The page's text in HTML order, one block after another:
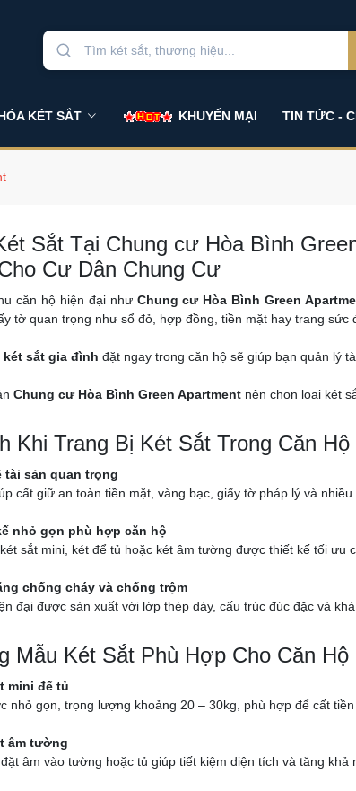
KÉT SẮT KHUYẾN MẠI TIN TỨC -
Sắt Tại Chung cư Hòa Bình
Cư Dân Chung Cư
căn hộ hiện đại như Chung cư Hòa Bình Green
tờ quan trọng như sổ đỏ, hợp đồng, tiền mặt hay trang sức
két sắt gia đình đặt ngay trong căn hộ sẽ giúp bạn quản lý
Chung cư Hòa Bình Green Apartmentnên chọn loại két
Khi Trang Bị Két Sắt Trong Căn
tài sản quan trọng
cất giữ an toàn tiền mặt, vàng bạc, giấy tờ pháp lý và nhiều
nhỏ gọn phù hợp căn hộ
sắt mini, két để tủ hoặc két âm tường được thiết kế tối ưu
chống cháy và chống trộm
đại được sản xuất với lớp thép dày, cấu trúc đúc đặc và
Mẫu Két Sắt Phù Hợp Cho Căn Hộ
mini để tủ
nhỏ gọn, trọng lượng khoảng 20 – 30kg, phù hợp để cất
âm tường
âm vào tường hoặc tủ giúp tiết kiệm diện tích và tăng khả